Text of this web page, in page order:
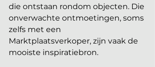
die ontstaan rondom objecten. Die
onverwachte ontmoetingen, soms
zelfs met een
Marktplaatsverkoper, zijn vaak de
mooiste inspiratiebron.